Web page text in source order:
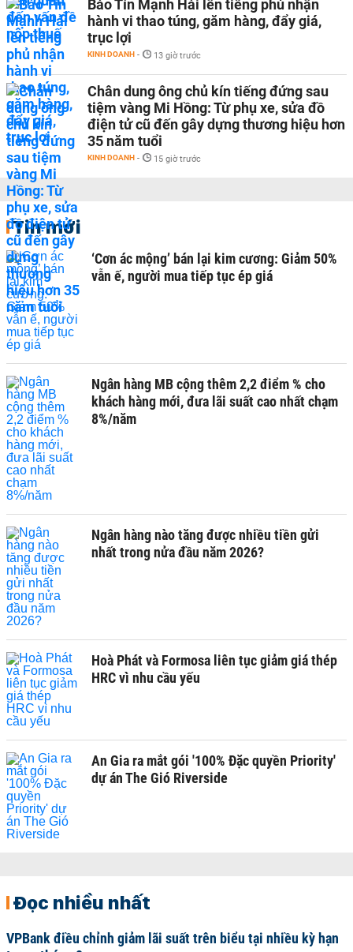
Bảo Tín Mạnh Hải lên tiếng phủ nhận
hành vi thao túng, găm hàng, đẩy giá,
trục lợi
KINH DOANH - 13 giờ trước
Chân dung ông chủ kín tiếng đứng sau
tiệm vàng Mi Hồng: Từ phụ xe, sửa đồ
điện tử cũ đến gây dựng thương hiệu hơn
35 năm tuổi
KINH DOANH - 15 giờ trước
Tin mới
‘Cơn ác mộng’ bán lại kim cương: Giảm 50%
vẫn ế, người mua tiếp tục ép giá
Ngân hàng MB cộng thêm 2,2 điểm % cho
khách hàng mới, đưa lãi suất cao nhất chạm
8%/năm
Ngân hàng nào tăng được nhiều tiền gửi
nhất trong nửa đầu năm 2026?
Hoà Phát và Formosa liên tục giảm giá thép
HRC vì nhu cầu yếu
An Gia ra mắt gói '100% Đặc quyền Priority'
dự án The Gió Riverside
Đọc nhiều nhất
VPBank điều chỉnh giảm lãi suất trên biểu tại nhiều kỳ hạn